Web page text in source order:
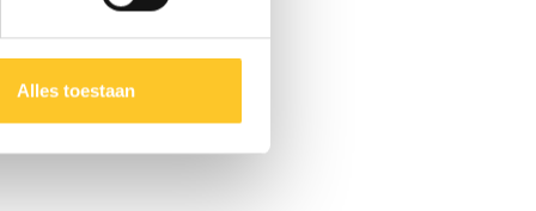
Alles toestaan